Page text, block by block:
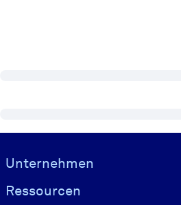
Visually hidden Text
Unternehmen
Ressourcen